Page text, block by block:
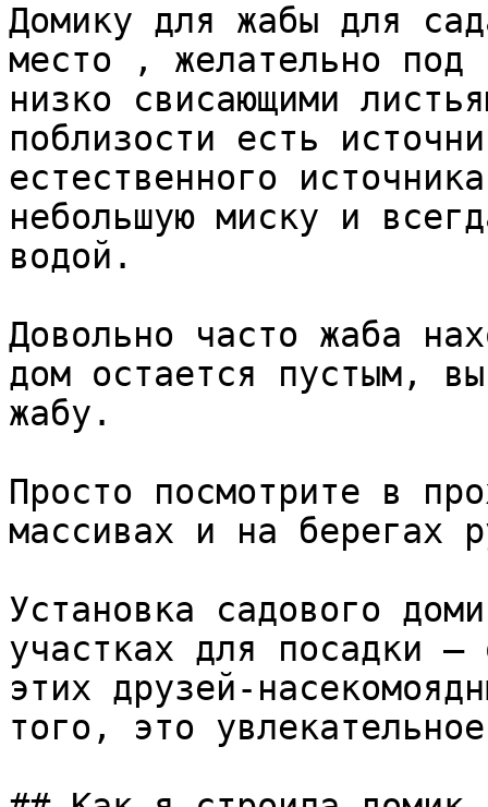
Домику для жабы для
место , желательно под
низко свисающими
поблизости есть
естественного
небольшую миску и
водой.
Довольно часто жаба
дом остается пустым,
жабу.
Просто посмотрите в
массивах и на берегах
Установка садового
участках для посадки —
этих друзей-
того, это